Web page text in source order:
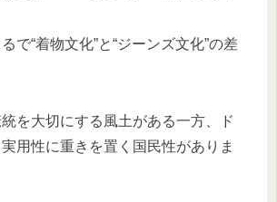
で“着物文化”と“ジーンズ文化”の差
を大切にする風土がある一方、ド
用性に重きを置く国民性がありま